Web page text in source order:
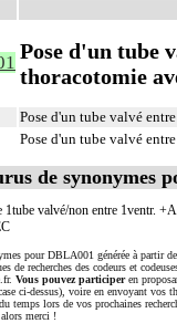
Pose d'un tube
thoracotomie
Pose d'un tube valvé
Pose d'un tube valvé
de synonymes
1tube valvé/non entre 1ventr.
pour DBLA001 générée à partir
de recherches des codeurs et
Vous pouvez participeren
ci-dessus), voire en envoyant vos
temps lors de vos prochaines
alors merci !